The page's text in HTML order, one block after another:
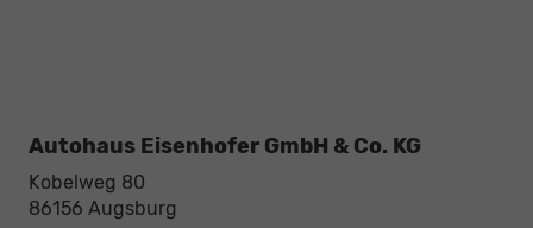
Autohaus Eisenhofer GmbH & Co. KG
Kobelweg 80
86156 Augsburg